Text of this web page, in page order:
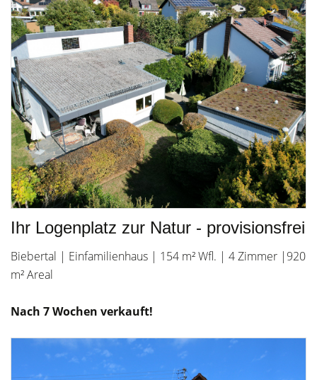
Ihr Logenplatz zur Natur - provisionsfrei
Biebertal | Einfamilienhaus | 154 m² Wfl. | 4 Zimmer |920
m² Areal
Nach 7 Wochen verkauft!